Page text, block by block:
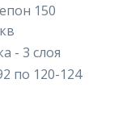
150
- 3 слоя
по 120-124